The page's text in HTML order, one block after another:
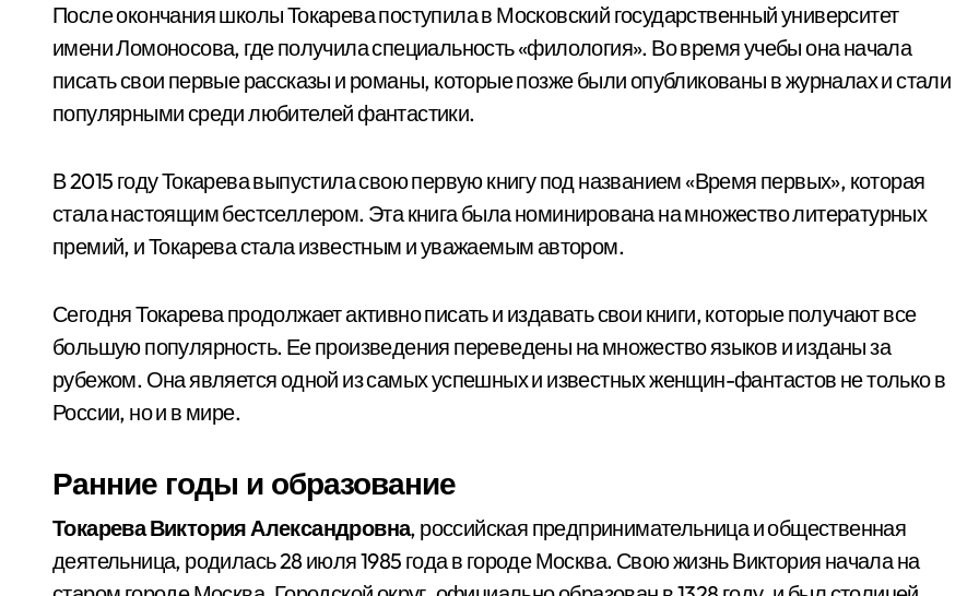
После окончания школы Токарева поступила в Московский государственный университет
имени Ломоносова, где получила специальность «филология». Во время учебы она начала
писать свои первые рассказы и романы, которые позже были опубликованы в журналах и стали
популярными среди любителей фантастики.
В 2015 году Токарева выпустила свою первую книгу под названием «Время первых», которая
стала настоящим бестселлером. Эта книга была номинирована на множество литературных
премий, и Токарева стала известным и уважаемым автором.
Сегодня Токарева продолжает активно писать и издавать свои книги, которые получают все
большую популярность. Ее произведения переведены на множество языков и изданы за
рубежом. Она является одной из самых успешных и известных женщин-фантастов не только в
России, но и в мире.
Ранние годы и образование
Токарева Виктория Александровна, российская предпринимательница и общественная
деятельница, родилась 28 июля 1985 года в городе Москва. Свою жизнь Виктория начала на